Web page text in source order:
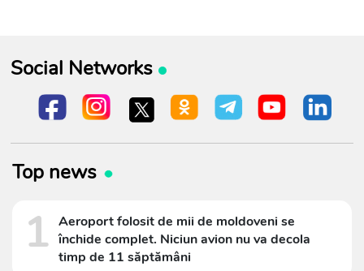
Social Networks
Top news
1 Aeroport folosit de mii de moldoveni se
închide complet. Niciun avion nu va decola
timp de 11 săptămâni